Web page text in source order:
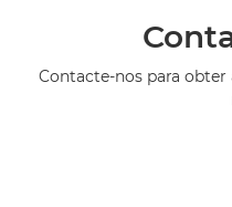
Contacte-nos para